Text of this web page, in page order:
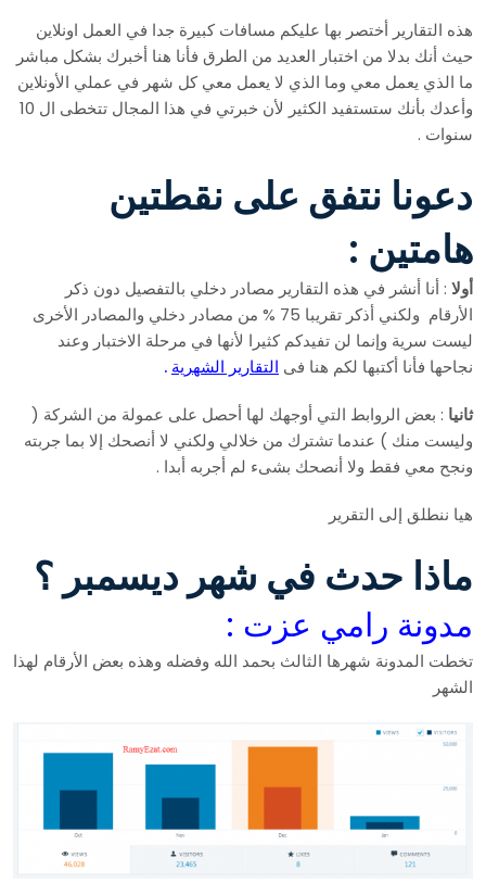
هذه التقارير أختصر بها عليكم مسافات كبيرة جدا في العمل اونلاين
حيث أنك بدلا من اختبار العديد من الطرق فأنا هنا أخبرك بشكل مباشر
ما الذي يعمل معي وما الذي لا يعمل معي كل شهر في عملي الأونلاين
وأعدك بأنك ستستفيد الكثير لأن خبرتي في هذا المجال تتخطى ال 10
سنوات .
دعونا نتفق على نقطتين
هامتين :
أولا : أنا أنشر في هذه التقارير مصادر دخلي بالتفصيل دون ذكر
الأرقام ولكني أذكر تقريبا 75 % من مصادر دخلي والمصادر الأخرى
ليست سرية وإنما لن تفيدكم كثيرا لأنها في مرحلة الاختبار وعند
نجاحها فأنا أكتبها لكم هنا فى التقارير الشهرية .
ثانيا : بعض الروابط التي أوجهك لها أحصل على عمولة من الشركة (
وليست منك ) عندما تشترك من خلالي ولكني لا أنصحك إلا بما جربته
ونجح معي فقط ولا أنصحك بشىء لم أجربه أبدا .
هيا ننطلق إلى التقرير
ماذا حدث في شهر ديسمبر ؟
مدونة رامي عزت :
تخطت المدونة شهرها الثالث بحمد الله وفضله وهذه بعض الأرقام لهذا
الشهر